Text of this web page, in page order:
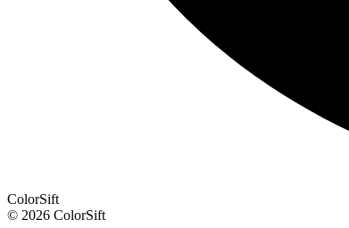
ColorSift
© 2026 ColorSift